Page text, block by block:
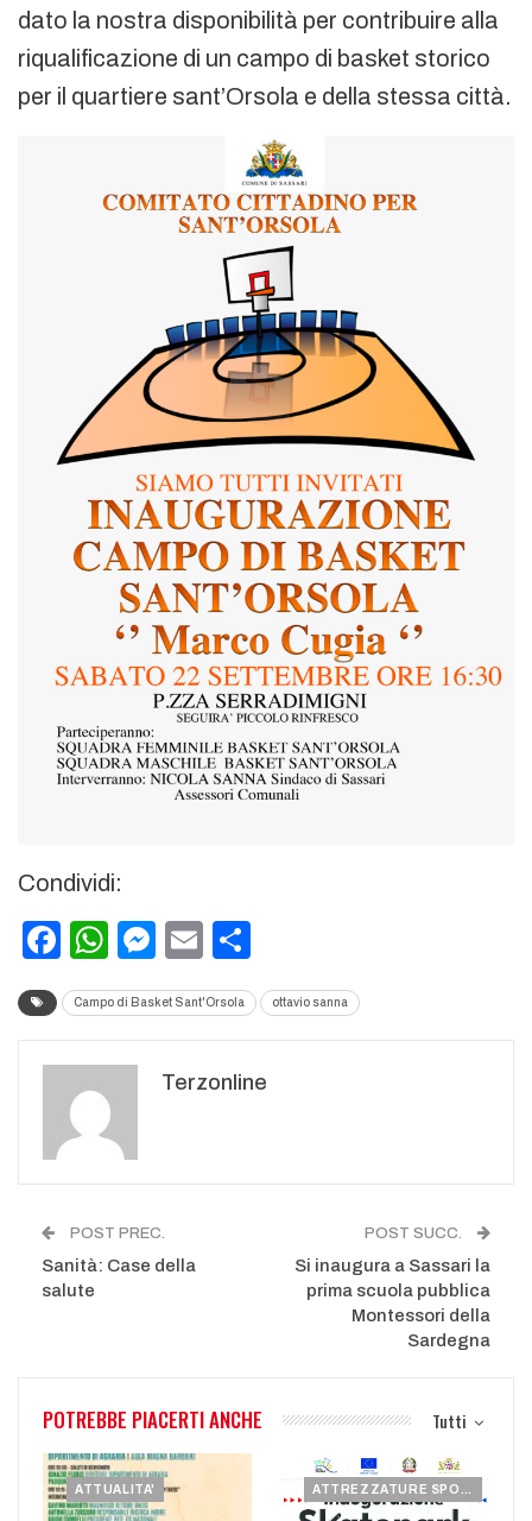
dato la nostra disponibilità per contribuire alla
riqualificazione di un campo di basket storico
per il quartiere sant’Orsola e della stessa città.
Condividi:
Facebook
WhatsApp
Messenger
Email
Campo di Basket Sant'Orsola ottavio sanna
Terzonline
POST PREC.
Sanità: Case della
salute
POST SUCC.
Si inaugura a Sassari la
prima scuola pubblica
Montessori della
Sardegna
Tutti
POTREBBE PIACERTI ANCHE
ATTUALITA' ATTREZZATURE SPORTIVE